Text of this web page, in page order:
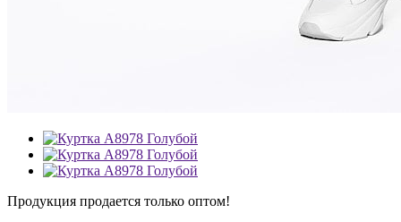
Продукция продается только оптом!